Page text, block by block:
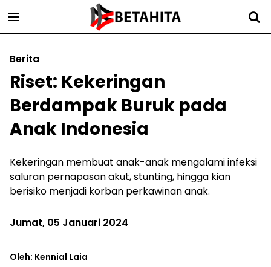
Berita
Riset: Kekeringan
Berdampak Buruk pada
Anak Indonesia
Kekeringan membuat anak-anak mengalami infeksi
saluran pernapasan akut, stunting, hingga kian
berisiko menjadi korban perkawinan anak.
Jumat, 05 Januari 2024
Oleh: Kennial Laia